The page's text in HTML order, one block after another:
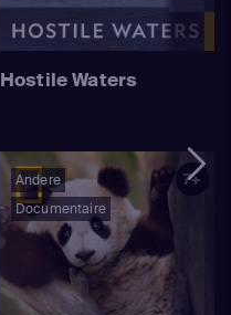
Hostile Waters
Andere
Documentaire
7+